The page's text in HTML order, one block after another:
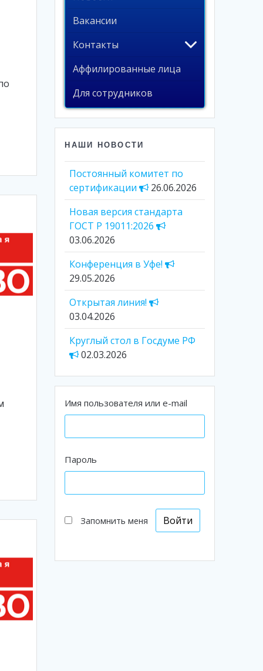
Вакансии
Контакты
Аффилированные лица
Для сотрудников
НАШИ НОВОСТИ
Постоянный комитет по
сертификации
26.06.2026
Новая версия стандарта
ГОСТ Р 19011:2026
03.06.2026
Конференция в Уфе!
29.05.2026
Открытая линия!
03.04.2026
Круглый стол в Госдуме РФ
02.03.2026
Имя пользователя или e-mail
Пароль
Запомнить меня